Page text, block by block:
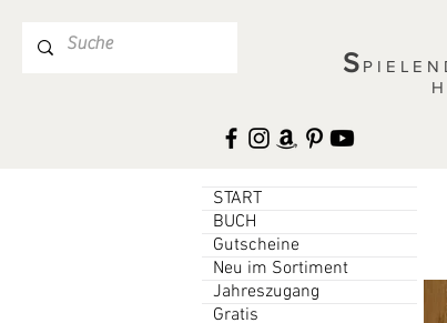
S
START
BUCH
Gutscheine
Neu im Sortiment
Jahreszugang
Gratis